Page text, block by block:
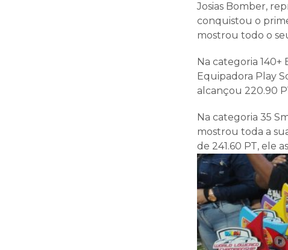
Josias Bomber,
conquistou o
mostrou todo o
Na categoria
Equipadora Play
alcançou 220.90
Na categoria 35
mostrou toda a
de 241.60 PT, ele